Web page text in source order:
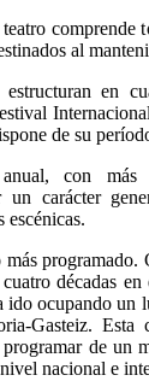
comprende
al
en
de su
anual, con más
un carácter
escénicas.
programado.
décadas
ido ocupando un
Gasteiz. Esta
de un
nacional e